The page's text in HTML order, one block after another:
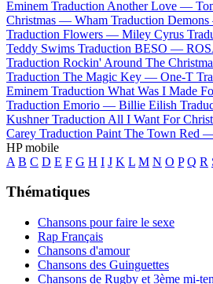
Eminem Traduction Another Love —
Christmas — Wham Traduction
Traduction Flowers — Miley Cyrus
Teddy Swims Traduction BESO —
Traduction Rockin' Around The
Traduction The Magic Key — One-T
Eminem Traduction What Was I Made
Traduction Emorio — Billie Eilish
Kushner Traduction All I Want For
Carey Traduction Paint The Town Red
HP mobile
A B C D E F G H I J K L M N O P Q R
Thématiques
Chansons pour faire le sexe
Rap Français
Chansons d'amour
Chansons des Guinguettes
Chansons de Rugby et 3ème mi-